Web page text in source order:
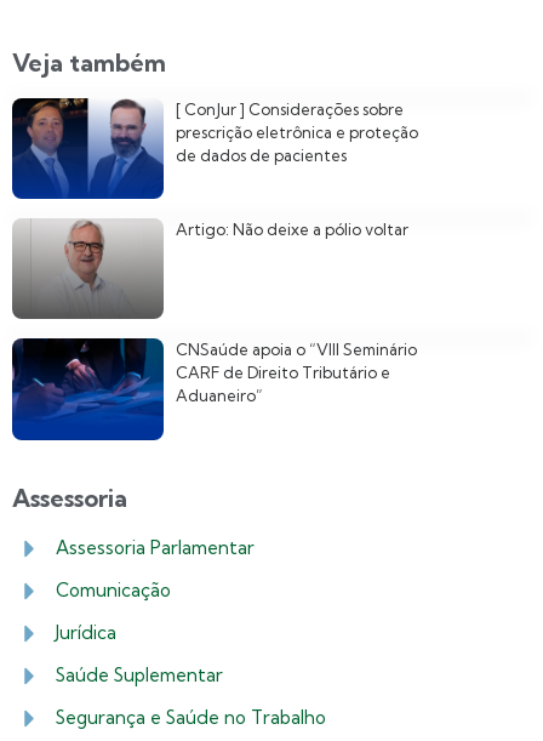
Veja também
[ ConJur ] Considerações sobre
prescrição eletrônica e proteção
de dados de pacientes
Artigo: Não deixe a pólio voltar
CNSaúde apoia o “VIII Seminário
CARF de Direito Tributário e
Aduaneiro”
Assessoria
Assessoria Parlamentar
Comunicação
Jurídica
Saúde Suplementar
Segurança e Saúde no Trabalho